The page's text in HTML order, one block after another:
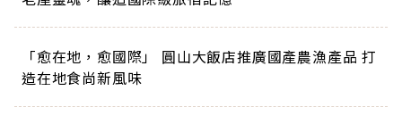
「愈在地，愈國際」 圓山大飯店推廣國產農漁產品 打
造在地食尚新風味